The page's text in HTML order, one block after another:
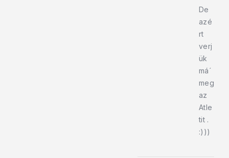
De
azé
rt
verj
ük
má´
meg
az
Atle
tit .
:)))